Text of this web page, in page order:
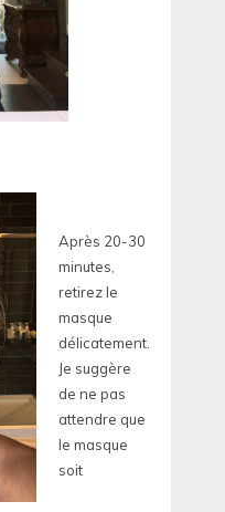
Après 20-30
minutes,
retirez le
masque
délicatement.
Je suggère
de ne pas
attendre que
le masque
soit